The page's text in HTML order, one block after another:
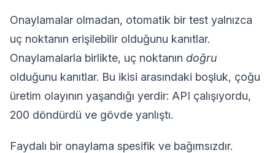
Onaylamalar olmadan, otomatik bir test yalnızca
uç noktanın erişilebilir olduğunu kanıtlar.
Onaylamalarla birlikte, uç noktanın doğru
olduğunu kanıtlar. Bu ikisi arasındaki boşluk, çoğu
üretim olayının yaşandığı yerdir: API çalışıyordu,
200 döndürdü ve gövde yanlıştı.
Faydalı bir onaylama spesifik ve bağımsızdır.